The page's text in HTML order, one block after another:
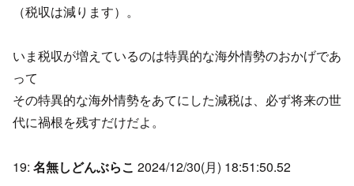
（税収は減ります）。
いま税収が増えているのは特異的な海外情勢のおかげであ
って
その特異的な海外情勢をあてにした減税は、必ず将来の世
代に禍根を残すだけだよ。
19: 名無しどんぶらこ 2024/12/30(月) 18:51:50.52